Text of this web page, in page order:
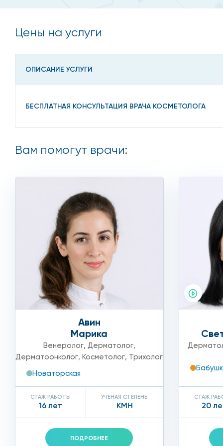
Чрезмерная физическая
У людей, чей основной вид деятельности
нагрузки на стопу.
Какие признаки
Основными симптомами натоптыша являются
отечность деформированного участка;
гиперемия данной области;
кожа становится грубая, шершавая, белесая или
болевые ощущения при ходьбе;
Натоптыши бывают как плоские, так и выпуклые,
Сопутствующие недуги, приводящие к натоптышам:
плоскостопие;
если второй палец ноги длиннее первого
нарушение оттока крови в ногах;
Цены на услуги
ОПИСАНИЕ УСЛУГИ
БЕСПЛАТНАЯ КОНСУЛЬТАЦИЯ ВРАЧА КОСМЕТОЛОГА
Вам помогут врачи:
Авин
Марика
Венеролог, Дерматолог,
Дерматоонколог, Косметолог, Трихолог
Новаторская
СТАЖ РАБОТЫ
16 лет
УЧЕНАЯ СТЕПЕНЬ
КМН
ПОДРОБНЕЕ
СТАЖ
20